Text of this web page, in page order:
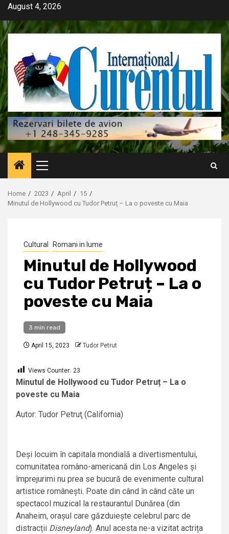
Skip
content
August 4, 2026
Primary
Menu
Home 2023 April
15
Minutul de Hollywood cu Tudor Petruț – La o poveste cu Maia
Cultural Romani in lume
Minutul de Hollywood
cu Tudor Petruț – La o
poveste cu Maia
3 min read
April 15, 2023 Tudor Petrut
Views Counter: 23
Minutul de Hollywood cu Tudor Petruț – La o
poveste cu Maia
Autor: Tudor Petruţ (California)
Deși locuim în capitala mondială a divertismentului,
comunitatea româno-americană din Los Angeles și
împrejurimi nu prea se bucură de evenimente cultural
artistice românești. Poate din când în când căte un
spectacol muzical la restaurantul Dunărea (din
Anaheim, orașul care găzduiește celebrul parc de
distracții Disneyland). Anul acesta ne-a vizitat actrița